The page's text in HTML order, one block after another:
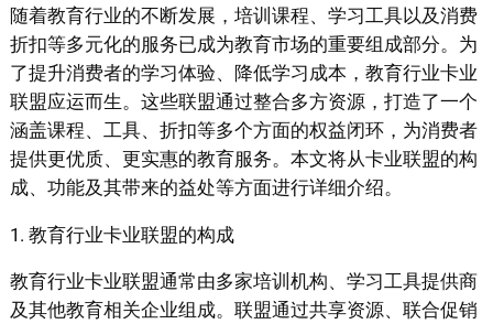
随着教育行业的不断发展，培训课程、学习工具以及消费
折扣等多元化的服务已成为教育市场的重要组成部分。为
了提升消费者的学习体验、降低学习成本，教育行业卡业
联盟应运而生。这些联盟通过整合多方资源，打造了一个
涵盖课程、工具、折扣等多个方面的权益闭环，为消费者
提供更优质、更实惠的教育服务。本文将从卡业联盟的构
成、功能及其带来的益处等方面进行详细介绍。
1. 教育行业卡业联盟的构成
教育行业卡业联盟通常由多家培训机构、学习工具提供商
及其他教育相关企业组成。联盟通过共享资源、联合促销